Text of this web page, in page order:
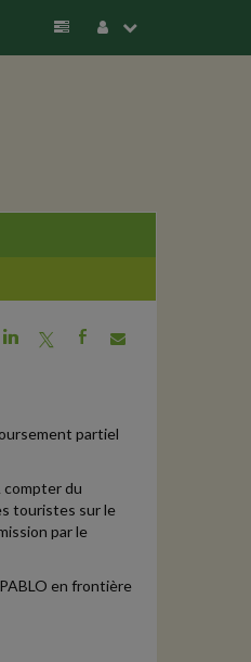
j a b
partiel
compter du
touristes sur le
par le
en frontière